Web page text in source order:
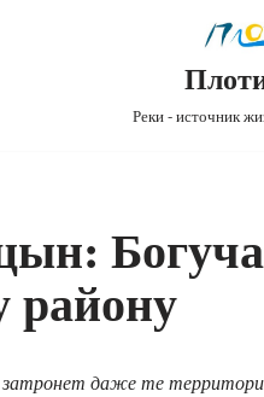
Реки - источник
даже те